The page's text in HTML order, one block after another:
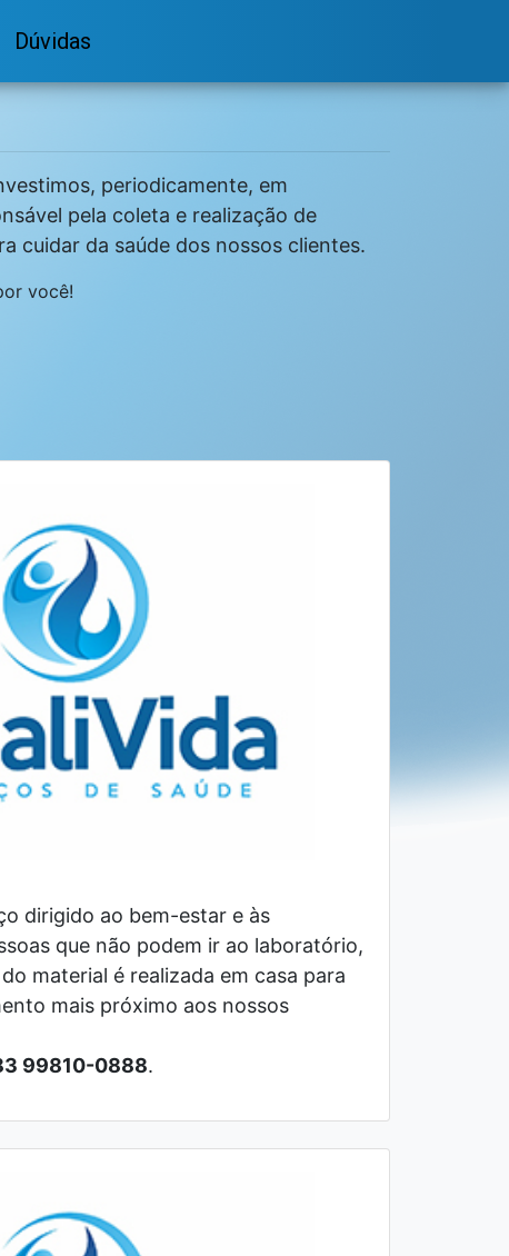
Dúvidas
periodicamente, em
pela coleta e realização de
cuidar da saúde dos nossos clientes.
você!
dirigido ao bem-estar e às
que não podem ir ao laboratório,
material é realizada em casa para
mais próximo aos nossos
99810-0888.